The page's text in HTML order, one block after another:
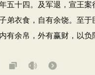
五十四。及军退，宣王案
弟衣食，自有余饶。至
有余帛，外有赢财，以负